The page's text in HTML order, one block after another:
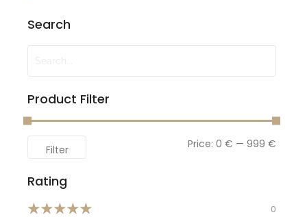
Search
Product Filter
Filter Price: 0 € — 999 €
Rating
★★★★★ 0